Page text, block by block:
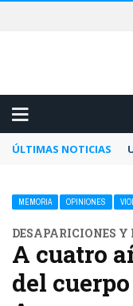
ÚLTIMAS NOTICIAS
MEMORIA OPINIONES
DESAPARICIONES Y
A cuatro
del